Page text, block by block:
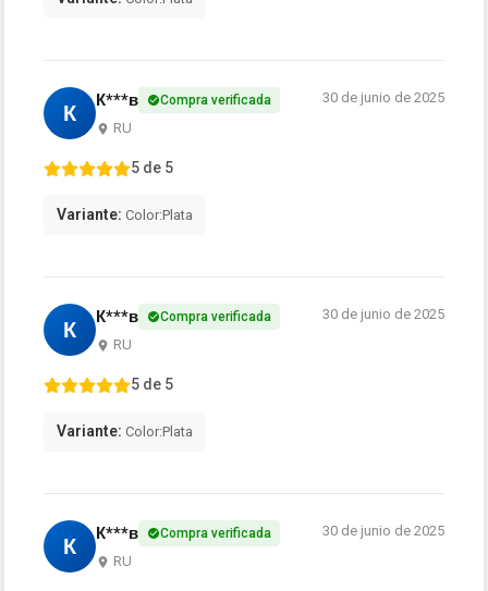
К К***в Compra verificada
RU
30 de junio de 2025
5 de 5
Variante: Color:Plata
К К***в Compra verificada
RU
30 de junio de 2025
5 de 5
Variante: Color:Plata
К К***в Compra verificada
RU
30 de junio de 2025